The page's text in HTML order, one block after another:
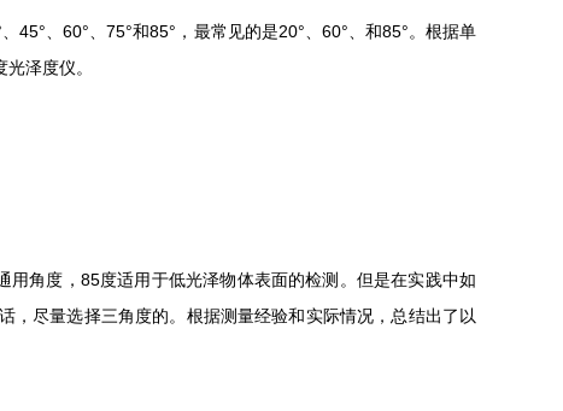
、60°、75°和85°，最常见的是20°、60°、和85°。根据单
泽度仪。
角度，85度适用于低光泽物体表面的检测。但是在实践中如
尽量选择三角度的。根据测量经验和实际情况，总结出了以